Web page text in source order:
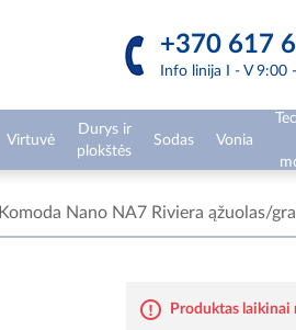
+370 617
Info linija I - V 9:00
Virtuvė
Durys ir
plokštės
Sodas Vonia
Komoda Nano NA7 Riviera ąžuolas/
Produktas laikinai